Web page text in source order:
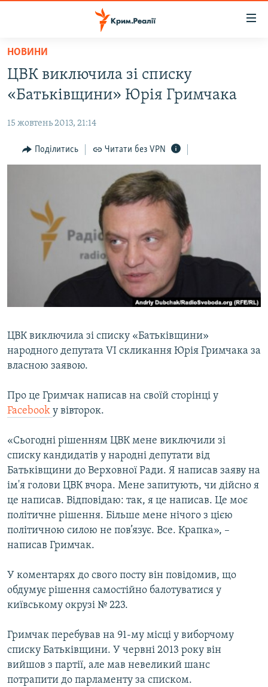
Перейти
основного
матеріалу
до
навігації
Перейти
ВОДА.КРИМ
ПОЛІТИКА
БЛОГИ
ВСЕ ЗА ДЕНЬ
СПЕЦПРОЕКТИ
ДЕПОРТАЦІЯ
ВІДЕОУРОКИ «ELIFBE»
СВІДЧЕННЯ ОКУПАЦІЇ
ЯК ОБІЙТИ БЛОКУВАННЯ
Qırımtatar
ДОЛУЧАЙСЯ!
Усі сайти RFE/RL
НОВИНИ
ЦВК виключила зі списку
«Батьківщини» Юрія Гримчака
15 жовтень 2013, 21:14
Поділитись Читати без VPN
ЦВК виключила зі списку «Батьківщини»
народного депутата VI скликання Юрія Гримчака за
власною заявою.
Про це Гримчак написав на своїй сторінці у
Facebook у вівторок.
«Сьогодні рішенням ЦВК мене виключили зі
списку кандидатів у народні депутати від
Батьківщини до Верховної Ради. Я написав заяву на
ім'я голови ЦВК вчора. Мене запитують, чи дійсно я
це написав. Відповідаю: так, я це написав. Це моє
політичне рішення. Більше мене нічого з цією
політичною силою не пов’язує. Все. Крапка», –
написав Гримчак.
У коментарях до свого посту він повідомив, що
обдумує рішення самостійно балотуватися у
київському окрузі № 223.
Гримчак перебував на 91-му місці у виборчому
списку Батьківщини. У червні 2013 року він
вийшов з партії, але мав невеликий шанс
потрапити до парламенту за списком.